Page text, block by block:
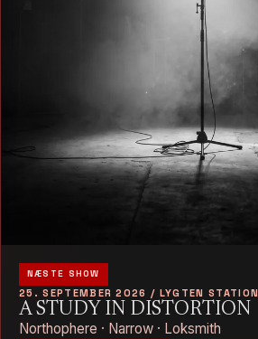
NÆSTE SHOW
25. SEPTEMBER 2026 / LYGTEN STATION
A STUDY IN DISTORTION
Northophere · Narrow · Loksmith